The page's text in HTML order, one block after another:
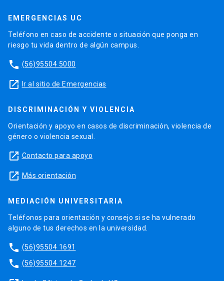
EMERGENCIAS UC
Teléfono en caso de accidente o situación que ponga en
riesgo tu vida dentro de algún campus.
phone (56)95504 5000
launch Ir al sitio de Emergencias
DISCRIMINACIÓN Y VIOLENCIA
Orientación y apoyo en casos de discriminación, violencia de
género o violencia sexual.
launch Contacto para apoyo
launch Más orientación
MEDIACIÓN UNIVERSITARIA
Teléfonos para orientación y consejo si se ha vulnerado
alguno de tus derechos en la universidad.
phone (56)95504 1691
phone (56)95504 1247